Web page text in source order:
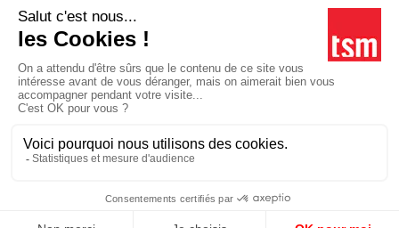
Accessibilité : non conforme
Tous droits réservés